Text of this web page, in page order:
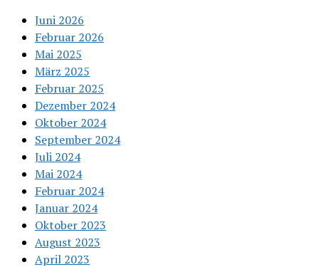
Juni 2026
Februar 2026
Mai 2025
März 2025
Februar 2025
Dezember 2024
Oktober 2024
September 2024
Juli 2024
Mai 2024
Februar 2024
Januar 2024
Oktober 2023
August 2023
April 2023